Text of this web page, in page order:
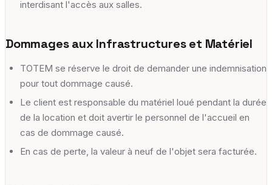
interdisant l'accès aux salles.
Dommages aux Infrastructures et Matériel
TOTEM se réserve le droit de demander une indemnisation
pour tout dommage causé.
Le client est responsable du matériel loué pendant la durée
de la location et doit avertir le personnel de l'accueil en
cas de dommage causé.
En cas de perte, la valeur à neuf de l'objet sera facturée.